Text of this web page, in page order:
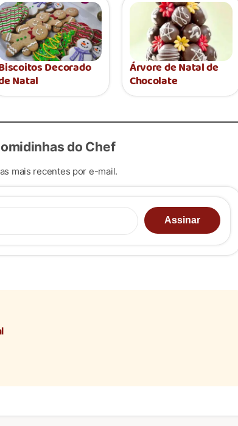
Decorado
Natal
Árvore de Natal de
Chocolate
do Chef
mais recentes por e-mail.
Digite seu e-mail…
Assinar